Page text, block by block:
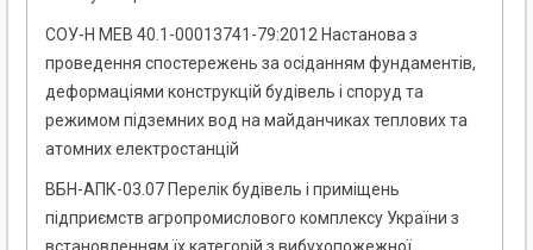
СОУ-Н МЕВ 40.1-00013741-79:2012 Настанова з
проведення спостережень за осіданням фундаментів,
деформаціями конструкцій будівель і споруд та
режимом підземних вод на майданчиках теплових та
атомних електростанцій
ВБН-АПК-03.07 Перелік будівель і приміщень
підприємств агропромислового комплексу України з